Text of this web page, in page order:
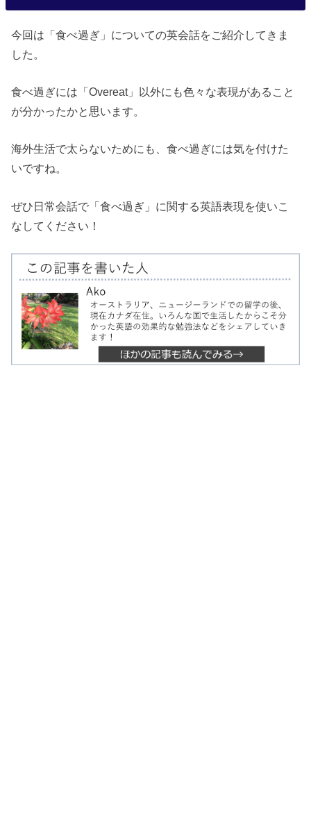
今回は「食べ過ぎ」についての英会話をご紹介してきま
した。
食べ過ぎには「Overeat」以外にも色々な表現があること
が分かったかと思います。
海外生活で太らないためにも、食べ過ぎには気を付けた
いですね。
ぜひ日常会話で「食べ過ぎ」に関する英語表現を使いこ
なしてください！